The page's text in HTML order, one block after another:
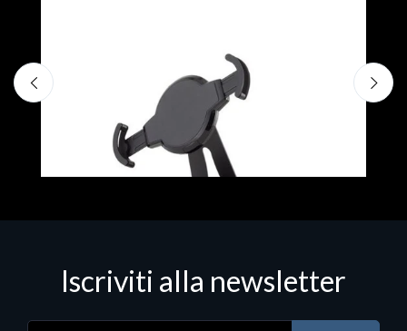
Iscriviti alla newsletter